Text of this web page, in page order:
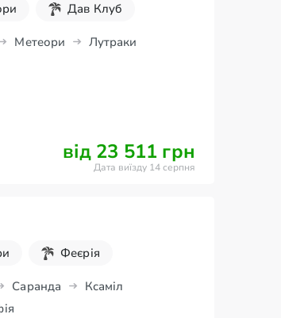
Дав Клуб
Метеори
Лутраки
від 23 511 грн
Дата виїзду 14 серпня
Феєрія
Саранда
Ксаміл